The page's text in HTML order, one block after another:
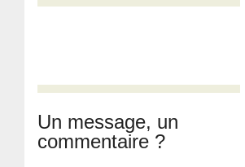
Un message, un
commentaire ?